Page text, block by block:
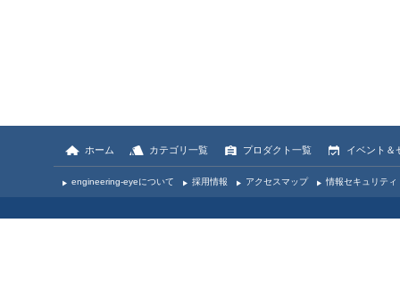
ホーム カテゴリ一覧 プロダクト一覧 イベント＆
engineering-eyeについて 採用情報 アクセスマップ 情報セキュリテ